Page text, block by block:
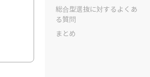
総合型選抜に対するよくあ
る質問
まとめ